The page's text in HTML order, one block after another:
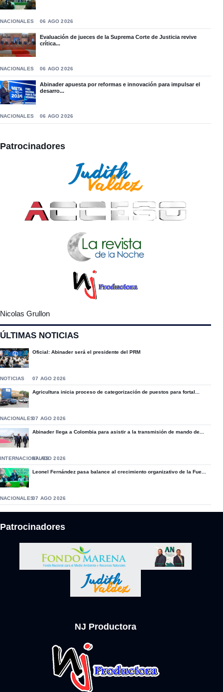
NACIONALES 06 AGO 2026
Evaluación de jueces de la Suprema Corte de Justicia revive
crítica...
NACIONALES 06 AGO 2026
Abinader apuesta por reformas e innovación para impulsar el
desarro...
NACIONALES 06 AGO 2026
Patrocinadores
Nicolas Grullon
ÚLTIMAS NOTICIAS
Oficial: Abinader será el presidente del PRM
NOTICIAS 07 AGO 2026
Agricultura inicia proceso de categorización de puestos para fortal...
NACIONALES07 AGO 2026
Abinader llega a Colombia para asistir a la transmisión de mando de...
INTERNACIONALES07 AGO 2026
Leonel Fernández pasa balance al crecimiento organizativo de la Fue...
NACIONALES07 AGO 2026
Patrocinadores
NJ Productora